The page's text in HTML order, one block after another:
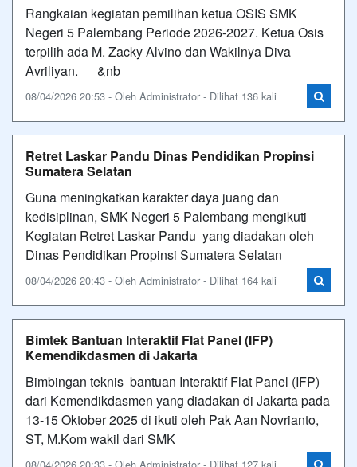
Rangkaian kegiatan pemilihan ketua OSIS SMK
Negeri 5 Palembang Periode 2026-2027. Ketua Osis
terpilih ada M. Zacky Alvino dan Wakilnya Diva
Avriliyan. &nb
08/04/2026 20:53 - Oleh Administrator - Dilihat 136 kali
Retret Laskar Pandu Dinas Pendidikan Propinsi
Sumatera Selatan
Guna meningkatkan karakter daya juang dan
kedisiplinan, SMK Negeri 5 Palembang mengikuti
Kegiatan Retret Laskar Pandu yang diadakan oleh
Dinas Pendidikan Propinsi Sumatera Selatan
08/04/2026 20:43 - Oleh Administrator - Dilihat 164 kali
Bimtek Bantuan Interaktif Flat Panel (IFP)
Kemendikdasmen di Jakarta
Bimbingan teknis bantuan Interaktif Flat Panel (IFP)
dari Kemendikdasmen yang diadakan di Jakarta pada
13-15 Oktober 2025 di ikuti oleh Pak Aan Novrianto,
ST, M.Kom wakil dari SMK